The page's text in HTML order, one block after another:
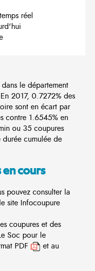
réel
le département
2017, 0.7272% des
sont en écart par
contre 1.6545% en
ou 35 coupures
cumulée de
cours
pouvez consulter la
site Infocoupure
coupures et des
Soc pour le
PDF
et au